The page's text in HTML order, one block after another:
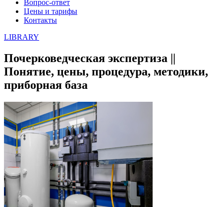
Вопрос-ответ
Цены и тарифы
Контакты
LIBRARY
Почерковедческая экспертиза ||
Понятие, цены, процедура, методики,
приборная база